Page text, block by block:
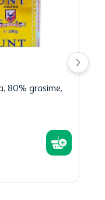
80% grasime,